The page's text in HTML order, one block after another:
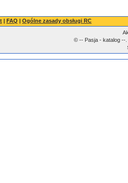
| FAQ | Ogólne zasady obsługi RC
© -- Pasja - katalog --